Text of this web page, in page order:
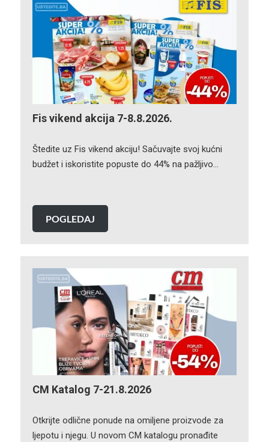
Fis vikend akcija 7-8.8.2026.
Štedite uz Fis vikend akciju! Sačuvajte svoj kućni
budžet i iskoristite popuste do 44% na pažljivo…
POGLEDAJ
CM Katalog 7-21.8.2026
Otkrijte odlične ponude na omiljene proizvode za
ljepotu i njegu. U novom CM katalogu pronađite